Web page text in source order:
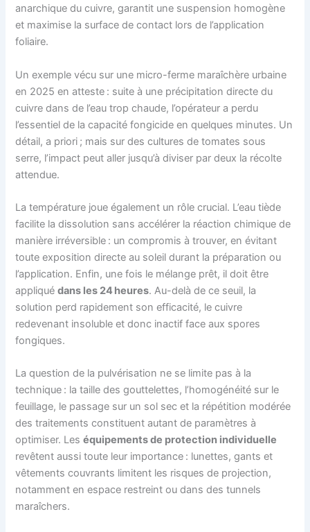
anarchique du cuivre, garantit une suspension homogène
et maximise la surface de contact lors de l’application
foliaire.
Un exemple vécu sur une micro-ferme maraîchère urbaine
en 2025 en atteste : suite à une précipitation directe du
cuivre dans de l’eau trop chaude, l’opérateur a perdu
l’essentiel de la capacité fongicide en quelques minutes. Un
détail, a priori ; mais sur des cultures de tomates sous
serre, l’impact peut aller jusqu’à diviser par deux la récolte
attendue.
La température joue également un rôle crucial. L’eau tiède
facilite la dissolution sans accélérer la réaction chimique de
manière irréversible : un compromis à trouver, en évitant
toute exposition directe au soleil durant la préparation ou
l’application. Enfin, une fois le mélange prêt, il doit être
appliquédans les 24 heures. Au-delà de ce seuil, la
solution perd rapidement son efficacité, le cuivre
redevenant insoluble et donc inactif face aux spores
fongiques.
La question de la pulvérisation ne se limite pas à la
technique : la taille des gouttelettes, l’homogénéité sur le
feuillage, le passage sur un sol sec et la répétition modérée
des traitements constituent autant de paramètres à
optimiser. Leséquipements de protection individuelle
revêtent aussi toute leur importance : lunettes, gants et
vêtements couvrants limitent les risques de projection,
notamment en espace restreint ou dans des tunnels
maraîchers.